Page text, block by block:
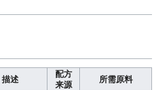
描述
配方
来源
所需原料